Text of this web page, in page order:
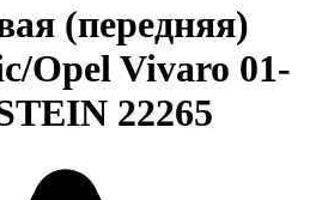
(передняя)
Opel Vivaro 01-
22265